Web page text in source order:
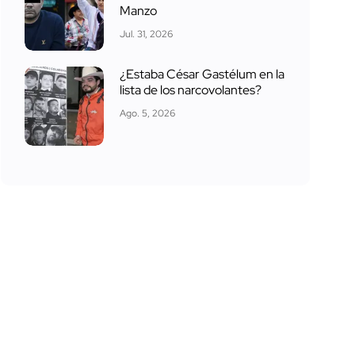
Manzo
Jul. 31, 2026
¿Estaba César Gastélum en la
lista de los narcovolantes?
Ago. 5, 2026